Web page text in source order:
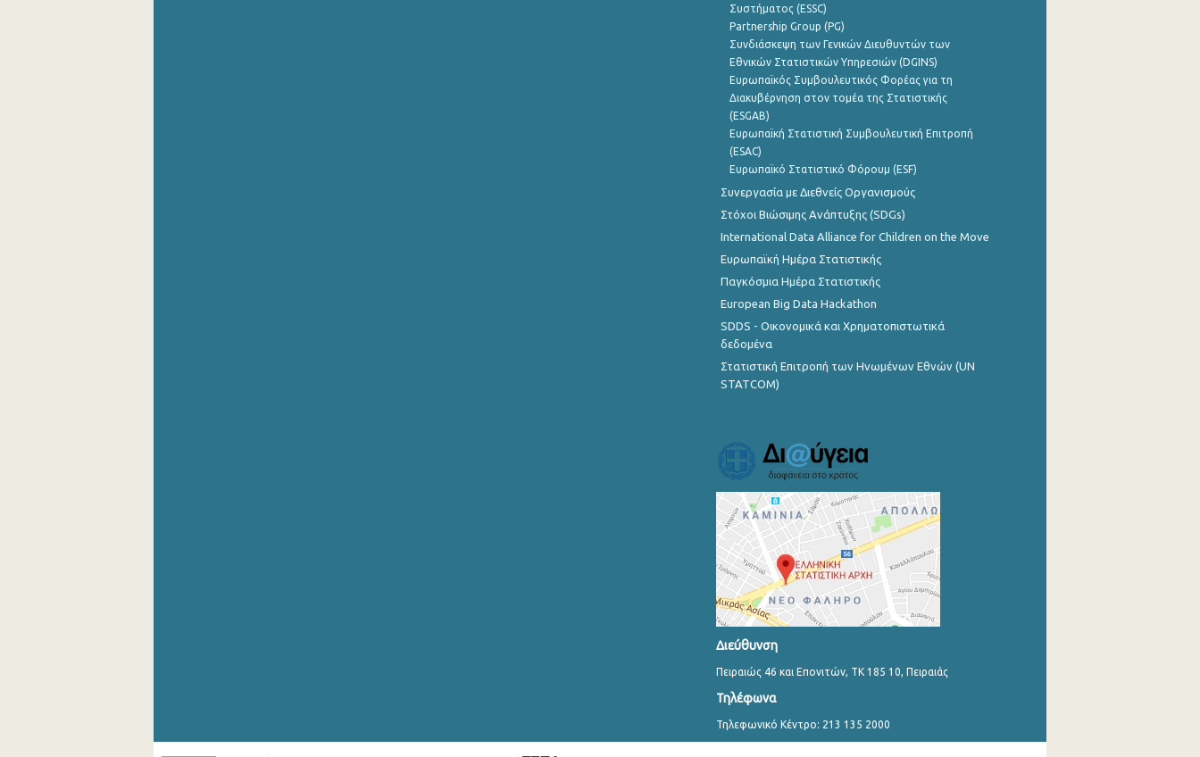
Συστήματος (ESSC)
Partnership Group (PG)
Συνδιάσκεψη των Γενικών Διευθυντών των
Εθνικών Στατιστικών Υπηρεσιών (DGINS)
Ευρωπαϊκός Συμβουλευτικός Φορέας για τη
Διακυβέρνηση στον τομέα της Στατιστικής
(ESGAB)
Ευρωπαϊκή Στατιστική Συμβουλευτική Επιτροπή
(ESAC)
Ευρωπαϊκό Στατιστικό Φόρουμ (ESF)
Συνεργασία με Διεθνείς Οργανισμούς
Στόχοι Βιώσιμης Ανάπτυξης (SDGs)
International Data Alliance for Children on the Move
Ευρωπαϊκή Ημέρα Στατιστικής
Παγκόσμια Ημέρα Στατιστικής
European Big Data Hackathon
SDDS - Οικονομικά και Χρηματοπιστωτικά
δεδομένα
Στατιστική Επιτροπή των Ηνωμένων Εθνών (UN
STATCOM)
Διεύθυνση
Πειραιώς 46 και Επονιτών, ΤΚ 185 10, Πειραιάς
Τηλέφωνα
Τηλεφωνικό Κέντρο: 213 135 2000